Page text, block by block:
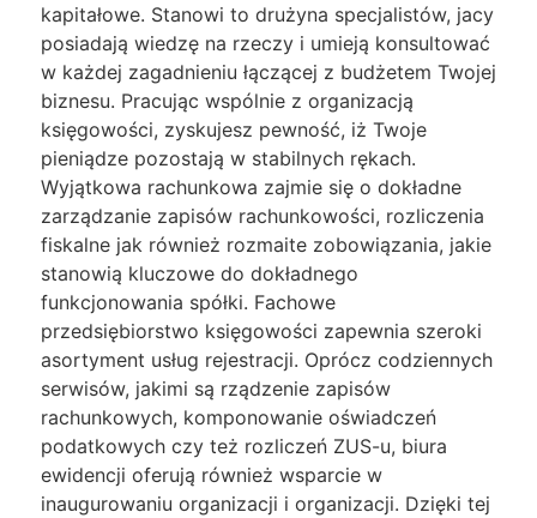
kapitałowe. Stanowi to drużyna specjalistów, jacy
posiadają wiedzę na rzeczy i umieją konsultować
w każdej zagadnieniu łączącej z budżetem Twojej
biznesu. Pracując wspólnie z organizacją
księgowości, zyskujesz pewność, iż Twoje
pieniądze pozostają w stabilnych rękach.
Wyjątkowa rachunkowa zajmie się o dokładne
zarządzanie zapisów rachunkowości, rozliczenia
fiskalne jak również rozmaite zobowiązania, jakie
stanowią kluczowe do dokładnego
funkcjonowania spółki. Fachowe
przedsiębiorstwo księgowości zapewnia szeroki
asortyment usług rejestracji. Oprócz codziennych
serwisów, jakimi są rządzenie zapisów
rachunkowych, komponowanie oświadczeń
podatkowych czy też rozliczeń ZUS-u, biura
ewidencji oferują również wsparcie w
inaugurowaniu organizacji i organizacji. Dzięki tej